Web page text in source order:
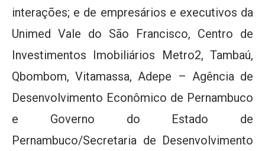
interações; e de empresários e executivos da
Unimed Vale do São Francisco, Centro de
Investimentos Imobiliários Metro2, Tambaú,
Qbombom, Vitamassa, Adepe – Agência de
Desenvolvimento Econômico de Pernambuco
e Governo do Estado de
Pernambuco/Secretaria de Desenvolvimento